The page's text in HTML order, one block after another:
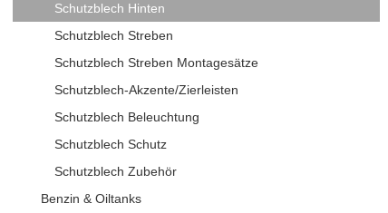
Schutzblech Hinten
Schutzblech Streben
Schutzblech Streben Montagesätze
Schutzblech-Akzente/Zierleisten
Schutzblech Beleuchtung
Schutzblech Schutz
Schutzblech Zubehör
Benzin & Oiltanks